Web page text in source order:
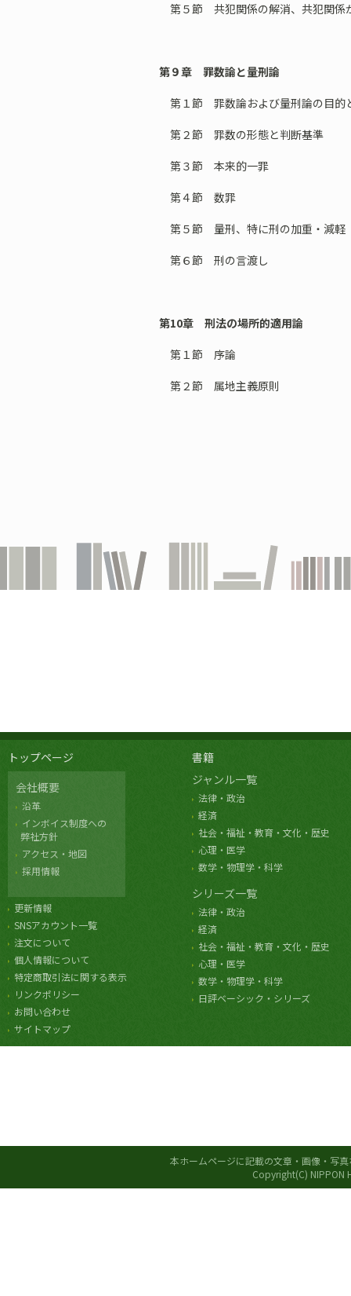
第５節 共犯関係の解消、共犯関係
第９章 罪数論と量刑論
第１節 罪数論および量刑論の目的
第２節 罪数の形態と判断基準
第３節 本来的一罪
第４節 数罪
第５節 量刑、特に刑の加重・減軽
第６節 刑の言渡し
第10章 刑法の場所的適用論
第１節 序論
第２節 属地主義原則
トップページ
会社概要
沿革
インボイス制度への
弊社方針
アクセス・地図
採用情報
更新情報
SNSアカウント一覧
注文について
個人情報について
特定商取引法に関する表示
リンクポリシー
お問い合わせ
サイトマップ
書籍
ジャンル一覧
法律・政治
経済
社会・福祉・教育・文化・歴史
心理・医学
数学・物理学・科学
シリーズ一覧
法律・政治
経済
社会・福祉・教育・文化・歴史
心理・医学
数学・物理学・科学
日評ベーシック・シリーズ
本ホームページに記載の文章・画像・写
Copyright(C) NIPPON